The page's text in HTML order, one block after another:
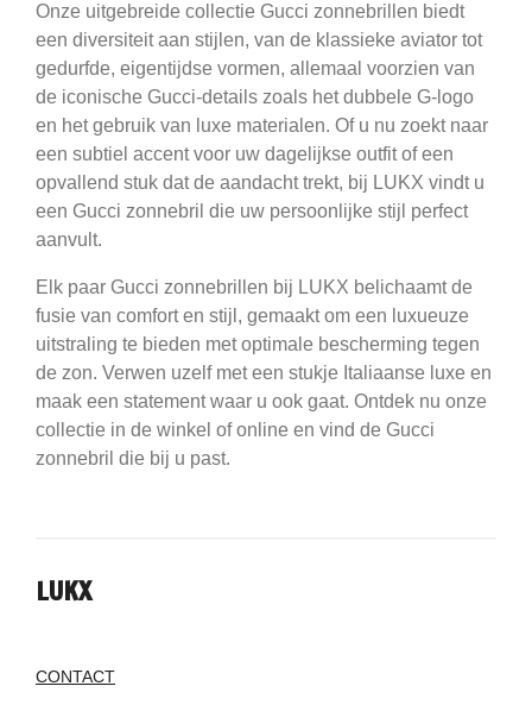
Onze uitgebreide collectie Gucci zonnebrillen biedt
een diversiteit aan stijlen, van de klassieke aviator tot
gedurfde, eigentijdse vormen, allemaal voorzien van
de iconische Gucci-details zoals het dubbele G-logo
en het gebruik van luxe materialen. Of u nu zoekt naar
een subtiel accent voor uw dagelijkse outfit of een
opvallend stuk dat de aandacht trekt, bij LUKX vindt u
een Gucci zonnebril die uw persoonlijke stijl perfect
aanvult.
Elk paar Gucci zonnebrillen bij LUKX belichaamt de
fusie van comfort en stijl, gemaakt om een luxueuze
uitstraling te bieden met optimale bescherming tegen
de zon. Verwen uzelf met een stukje Italiaanse luxe en
maak een statement waar u ook gaat. Ontdek nu onze
collectie in de winkel of online en vind de Gucci
zonnebril die bij u past.
LUKX
CONTACT